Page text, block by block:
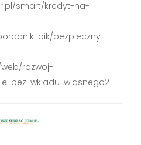
smart/kredyt-na-
bik/bezpieczny-
rozwoj-
bez-wkladu-wlasnego2